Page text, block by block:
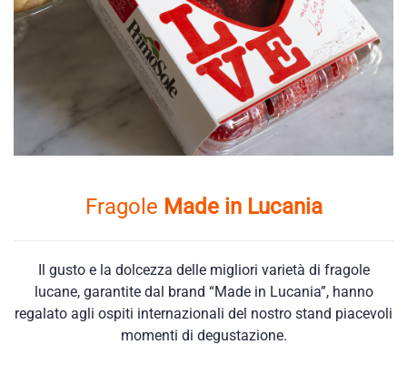
Fragole Made in Lucania
Il gusto e la dolcezza delle migliori varietà di fragole
lucane, garantite dal brand “Made in Lucania”, hanno
regalato agli ospiti internazionali del nostro stand piacevoli
momenti di degustazione.